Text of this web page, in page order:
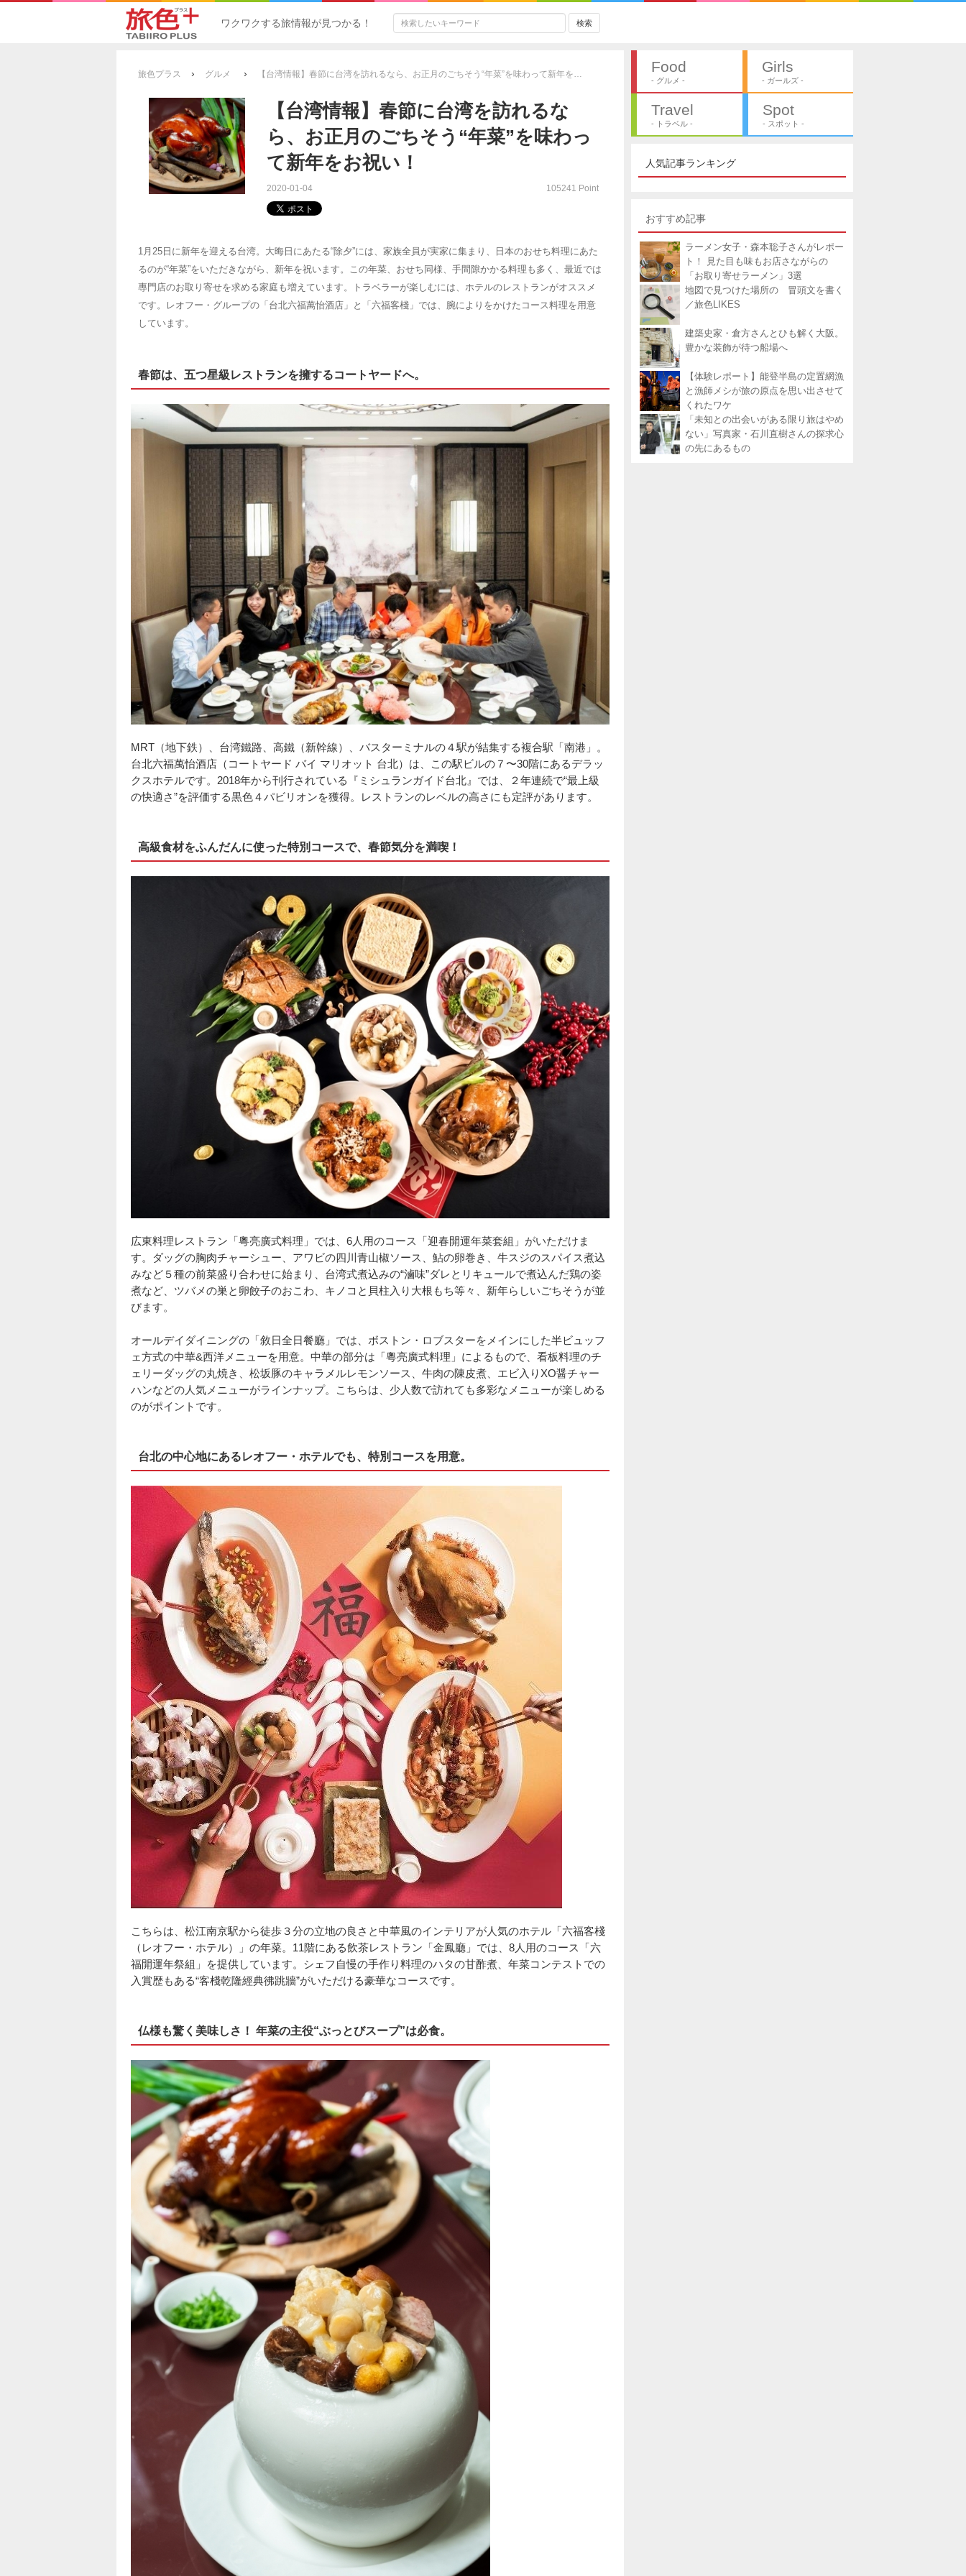
旅色プラス › グルメ › 【台湾情報】春節に台湾を訪れるなら、お正月のごちそう“年菜”を味わって新年を…
【台湾情報】春節に台湾を訪れるな
ら、お正月のごちそう“年菜”を味わっ
て新年をお祝い！
2020-01-04 105241 Point
1月25日に新年を迎える台湾。大晦日にあたる“除夕”には、家族全員が実家に集まり、日本のおせち料理にあた
るのが“年菜”をいただきながら、新年を祝います。この年菜、おせち同様、手間隙かかる料理も多く、最近では
專門店のお取り寄せを求める家庭も増えています。トラベラーが楽しむには、ホテルのレストランがオススメ
です。レオフー・グループの「台北六福萬怡酒店」と「六福客棧」では、腕によりをかけたコース料理を用意
しています。
春節は、五つ星級レストランを擁するコートヤードへ。
MRT（地下鉄）、台湾鐵路、高鐵（新幹線）、バスターミナルの４駅が結集する複合駅「南港」。
台北六福萬怡酒店（コートヤード バイ マリオット 台北）は、この駅ビルの７〜30階にあるデラッ
クスホテルです。2018年から刊行されている『ミシュランガイド台北』では、２年連続で“最上級
の快適さ”を評価する黒色４パビリオンを獲得。レストランのレベルの高さにも定評があります。
高級食材をふんだんに使った特別コースで、春節気分を満喫！
広東料理レストラン「粵亮廣式料理」では、6人用のコース「迎春開運年菜套組」がいただけま
す。ダッグの胸肉チャーシュー、アワビの四川青山椒ソース、鮎の卵巻き、牛スジのスパイス煮込
みなど５種の前菜盛り合わせに始まり、台湾式煮込みの“滷味”ダレとリキュールで煮込んだ鶏の姿
煮など、ツバメの巣と卵餃子のおこわ、キノコと貝柱入り大根もち等々、新年らしいごちそうが並
びます。
オールデイダイニングの「敘日全日餐廳」では、ボストン・ロブスターをメインにした半ビュッフ
ェ方式の中華&西洋メニューを用意。中華の部分は「粵亮廣式料理」によるもので、看板料理のチ
ェリーダッグの丸焼き、松坂豚のキャラメルレモンソース、牛肉の陳皮煮、エビ入りXO醤チャー
ハンなどの人気メニューがラインナップ。こちらは、少人数で訪れても多彩なメニューが楽しめる
のがポイントです。
台北の中心地にあるレオフー・ホテルでも、特別コースを用意。
こちらは、松江南京駅から徒歩３分の立地の良さと中華風のインテリアが人気のホテル「六福客棧
（レオフー・ホテル）」の年菜。11階にある飲茶レストラン「金鳳廳」では、8人用のコース「六
福開運年祭組」を提供しています。シェフ自慢の手作り料理のハタの甘酢煮、年菜コンテストでの
入賞歴もある“客棧乾隆經典彿跳牆”がいただける豪華なコースです。
仏様も驚く美味しさ！ 年菜の主役“ぶっとびスープ”は必食。
Food
- グルメ -
Girls
- ガールズ -
Travel
- トラベル -
Spot
- スポット -
人気記事ランキング
おすすめ記事
ラーメン女子・森本聡子さんがレポー
ト！ 見た目も味もお店さながらの
「お取り寄せラーメン」3選
地図で見つけた場所の 冒頭文を書く
／旅色LIKES
建築史家・倉方さんとひも解く大阪。
豊かな装飾が待つ船場へ
【体験レポート】能登半島の定置網漁
と漁師メシが旅の原点を思い出させて
くれたワケ
「未知との出会いがある限り旅はやめ
ない」写真家・石川直樹さんの探求心
の先にあるもの
ワクワクする旅情報が見つかる！